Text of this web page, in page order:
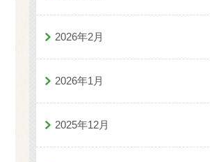
2026年2月
2026年1月
2025年12月